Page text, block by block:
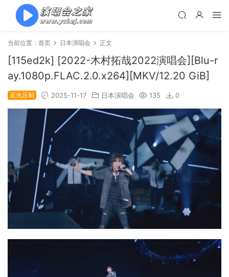
当前位置： 首页 日本演唱会 正文
[115ed2k] [2022-木村拓哉2022演唱会][Blu-r
ay.1080p.FLAC.2.0.x264][MKV/12.20 GiB]
蓝光压制 2025-11-17 日本演唱会 135 0